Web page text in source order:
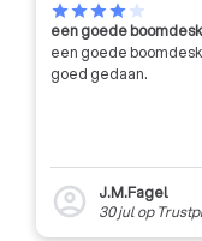
starstarstarstarstar
een goede
een goede
goed gedaan.
account_circle
J.M.Fagel
30 julop